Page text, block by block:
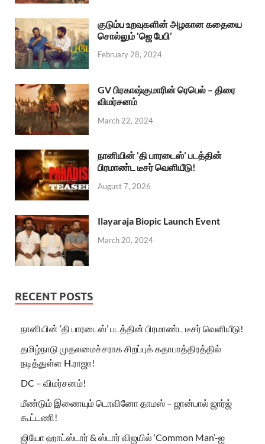
குடும்ப உறவுகளின் அழகான கதையை
சொல்லும் ‘ஜெ பேபி’
February 28, 2024
GV பிரகாஷ்குமாரின் ரெபெல் – திரை
விமர்சனம்
March 22, 2024
நானியின் ‘தி பாரடைஸ்’ படத்தின்
பிரமாண்ட டீசர் வெளியீடு!
August 7, 2026
Ilayaraja Biopic Launch Event
March 20, 2024
RECENT POSTS
நானியின் ‘தி பாரடைஸ்’ படத்தின் பிரமாண்ட டீசர் வெளியீடு!
தமிழ்நாடு முதலமைச்சராக சிறப்புக் கதாபாத்திரத்தில்
நடித்துள்ள H.ராஜா!
DC – விமர்சனம்!
மீண்டும் இணையும் டொவினோ தாமஸ் – ஜான்பால் ஜார்ஜ்
கூட்டணி!
ஜியோ ஹாட்ஸ்டார் & ஸ்டார் விஜயில் ‘Common Man’-ஐ